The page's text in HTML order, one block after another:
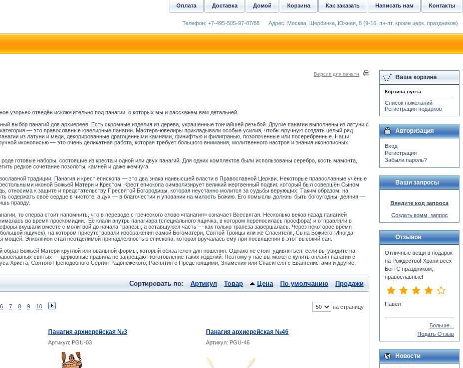
Версия для печати
узорье» отведён исключительно под панагии, о которых мы и расскажем вам детальней.
выбор панагий для архиереев. Есть скромные изделия из дерева, украшенные тончайшей резьбой. Другие панагии выполнены из латуни с
— это православные ювелирные панагии. Мастера-ювелиры прикладывали особые усилия, чтобы вручную создать целый ряд
из латуни и меди, декорированные драгоценными камнями, финифтью и филигранью, позолоченные или посеребренные. Наши
иконописью — это очень деликатная работа, которая требует большого внимания, молитвенного настроя и знания иконописных
готовые наборы, состоящие из креста и одной или двух панагий. Для одних комплектов были использованы серебро, кость мамонта,
редкое сочетание позолоты, камней и даже жемчуга.
традиции. Панагия и крест епископа — это два знака наивысшей власти в Православной Церкви. Некоторые православные учёные
иконой Божьей Матери и Крестом. Крест епископа символизирует великий жертвенный подвиг, который был совершён Сыном
относима к защите и предстательству Пресвятой Богородицы, которая неустанно молится за судьбы верующих. Таким образом, на
содержать своё сердце в чистоте, а дух — в благочестии и уповании на милость Божию. Его помыслы должны быть богоугодны, деяния —
правду.
то сперва стоит напомнить, что в переводе с греческого слово «панагия» означает Всесвятая. Несколько веков назад панагией
во время проскомидии. Её клали внутрь панагиара (специального ящичка, в котором переносилась просфора) и отправляли в
вкушали вместе с молитвой до начала трапезы, а оставшуюся часть — как только трапеза завершалась. Через некоторое время
ящичек), на котором присутствовали изображения самой Богоматери, Святой Троицы или же Спасителя, Сына Божиего. Иногда
мощей. Энколпион стал неотделимой принадлежностью епископа, которая вручалась ему при посвящении в этот высокий сан.
Божьей Матери круглой или овальной формы, который обязателен для ношения. Однако не стоит удивляться, если вы увидите на
святых — церковные правила не запрещают изготовление таких изделий. Поэтому у нас вы можете купить онлайн панагии с
Христа, Святого Преподобного Сергия Радонежского, Распятия с Предстоящими, Знамения или Спасителя с Евангелистами и другие.
Сортировать по: Артикул Товар Цена По умолчанию Продажи
6 7 8 9 10 на страницу
Панагия архиерейская №3 Панагия архиерейская №46
Артикул: PGU-03 Артикул: PGU-46
Ваша корзина
Корзина пуста
Список пожеланий
Регистрация подарков
Авторизация
Вход
Регистрация
Забыли пароль?
Ваши запросы
Введите код запроса
Создать комм. запрос
Отзывов
Больше...
Подать Отзыв
Новости
Контакты
Написать нам
Как заказать
Корзина
Домой
Доставка
Оплата
Телефон: +7-495-505-97-87/88 Адрес: Москва, Щербинка, Южная, 8 (9-16, пн-пт, кроме церк. праздников)